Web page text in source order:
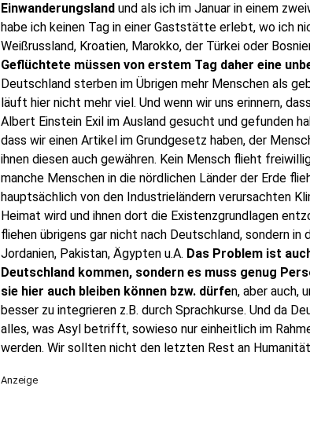
Einwanderungsland und als ich im Januar in einem
habe ich keinen Tag in einer Gaststätte erlebt, wo ich
Weißrussland, Kroatien, Marokko, der Türkei oder
Geflüchtete müssen von erstem Tag daher eine
Deutschland sterben im Übrigen mehr Menschen als
läuft hier nicht mehr viel. Und wenn wir uns erinnern,
Albert Einstein Exil im Ausland gesucht und gefunden
dass wir einen Artikel im Grundgesetz haben, der
ihnen diesen auch gewähren. Kein Mensch flieht
manche Menschen in die nördlichen Länder der Erde
hauptsächlich von den Industrieländern verursachten
Heimat wird und ihnen dort die Existenzgrundlagen
fliehen übrigens gar nicht nach Deutschland, sondern
Jordanien, Pakistan, Ägypten u.A. Das Problem ist
Deutschland kommen, sondern es muss genug
sie hier auch bleiben können bzw. dürfen, aber auch,
besser zu integrieren z.B. durch Sprachkurse. Und da
alles, was Asyl betrifft, sowieso nur einheitlich im
werden. Wir sollten nicht den letzten Rest an
Anzeige